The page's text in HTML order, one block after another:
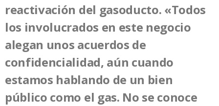
reactivación del gasoducto. «Todos
los involucrados en este negocio
alegan unos acuerdos de
confidencialidad, aún cuando
estamos hablando de un bien
público como el gas. No se conoce